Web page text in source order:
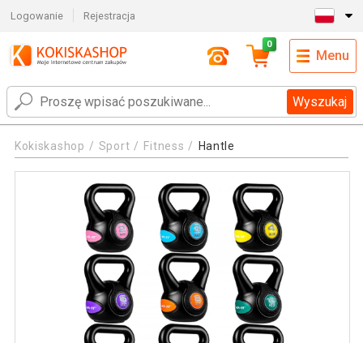
Logowanie Rejestracja
Wyszukaj
0
Menu
Kokiskashop Sport Fitness Hantle